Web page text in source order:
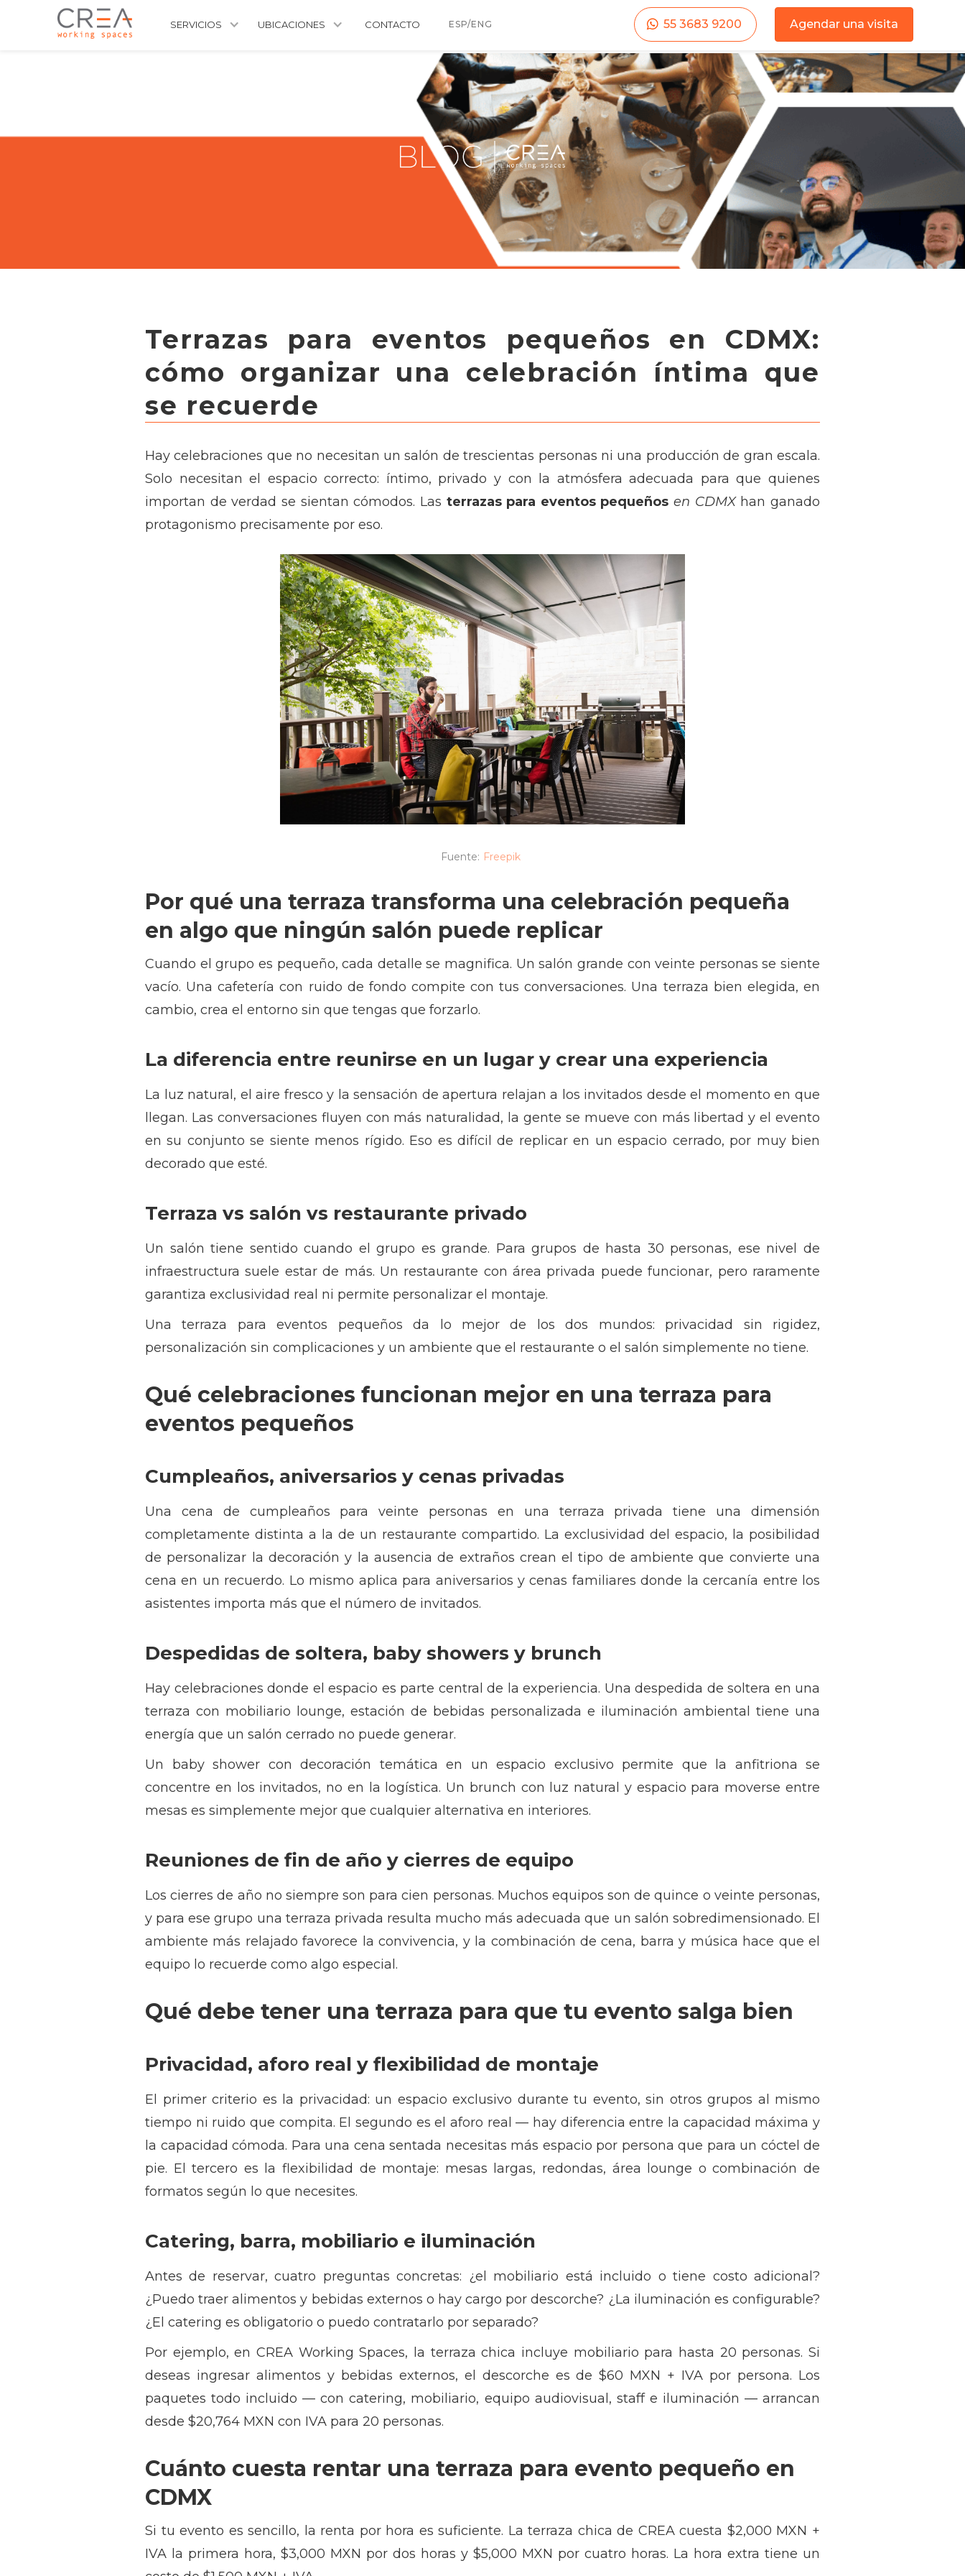
SERVICIOS UBICACIONES CONTACTO ESP/ENG Agendar una visita
55 3683 9200
Terrazas para eventos pequeños en CDMX:
cómo organizar una celebración íntima que
se recuerde
Hay celebraciones que no necesitan un salón de trescientas personas ni una producción de gran escala.
Solo necesitan el espacio correcto: íntimo, privado y con la atmósfera adecuada para que quienes
importan de verdad se sientan cómodos. Las terrazas para eventos pequeños en CDMXhan ganado
protagonismo precisamente por eso.
Fuente: Freepik
Por qué una terraza transforma una celebración pequeña
en algo que ningún salón puede replicar
Cuando el grupo es pequeño, cada detalle se magnifica. Un salón grande con veinte personas se siente
vacío. Una cafetería con ruido de fondo compite con tus conversaciones. Una terraza bien elegida, en
cambio, crea el entorno sin que tengas que forzarlo.
La diferencia entre reunirse en un lugar y crear una experiencia
La luz natural, el aire fresco y la sensación de apertura relajan a los invitados desde el momento en que
llegan. Las conversaciones fluyen con más naturalidad, la gente se mueve con más libertad y el evento
en su conjunto se siente menos rígido. Eso es difícil de replicar en un espacio cerrado, por muy bien
decorado que esté.
Terraza vs salón vs restaurante privado
Un salón tiene sentido cuando el grupo es grande. Para grupos de hasta 30 personas, ese nivel de
infraestructura suele estar de más. Un restaurante con área privada puede funcionar, pero raramente
garantiza exclusividad real ni permite personalizar el montaje.
Una terraza para eventos pequeños da lo mejor de los dos mundos: privacidad sin rigidez,
personalización sin complicaciones y un ambiente que el restaurante o el salón simplemente no tiene.
Qué celebraciones funcionan mejor en una terraza para
eventos pequeños
Cumpleaños, aniversarios y cenas privadas
Una cena de cumpleaños para veinte personas en una terraza privada tiene una dimensión
completamente distinta a la de un restaurante compartido. La exclusividad del espacio, la posibilidad
de personalizar la decoración y la ausencia de extraños crean el tipo de ambiente que convierte una
cena en un recuerdo. Lo mismo aplica para aniversarios y cenas familiares donde la cercanía entre los
asistentes importa más que el número de invitados.
Despedidas de soltera, baby showers y brunch
Hay celebraciones donde el espacio es parte central de la experiencia. Una despedida de soltera en una
terraza con mobiliario lounge, estación de bebidas personalizada e iluminación ambiental tiene una
energía que un salón cerrado no puede generar.
Un baby shower con decoración temática en un espacio exclusivo permite que la anfitriona se
concentre en los invitados, no en la logística. Un brunch con luz natural y espacio para moverse entre
mesas es simplemente mejor que cualquier alternativa en interiores.
Reuniones de fin de año y cierres de equipo
Los cierres de año no siempre son para cien personas. Muchos equipos son de quince o veinte personas,
y para ese grupo una terraza privada resulta mucho más adecuada que un salón sobredimensionado. El
ambiente más relajado favorece la convivencia, y la combinación de cena, barra y música hace que el
equipo lo recuerde como algo especial.
Qué debe tener una terraza para que tu evento salga bien
Privacidad, aforo real y flexibilidad de montaje
El primer criterio es la privacidad: un espacio exclusivo durante tu evento, sin otros grupos al mismo
tiempo ni ruido que compita. El segundo es el aforo real — hay diferencia entre la capacidad máxima y
la capacidad cómoda. Para una cena sentada necesitas más espacio por persona que para un cóctel de
pie. El tercero es la flexibilidad de montaje: mesas largas, redondas, área lounge o combinación de
formatos según lo que necesites.
Catering, barra, mobiliario e iluminación
Antes de reservar, cuatro preguntas concretas: ¿el mobiliario está incluido o tiene costo adicional?
¿Puedo traer alimentos y bebidas externos o hay cargo por descorche? ¿La iluminación es configurable?
¿El catering es obligatorio o puedo contratarlo por separado?
Por ejemplo, en CREA Working Spaces, la terraza chica incluye mobiliario para hasta 20 personas. Si
deseas ingresar alimentos y bebidas externos, el descorche es de $60 MXN + IVA por persona. Los
paquetes todo incluido — con catering, mobiliario, equipo audiovisual, staff e iluminación — arrancan
desde $20,764 MXN con IVA para 20 personas.
Cuánto cuesta rentar una terraza para evento pequeño en
CDMX
Si tu evento es sencillo, la renta por hora es suficiente. La terraza chica de CREA cuesta $2,000 MXN +
IVA la primera hora, $3,000 MXN por dos horas y $5,000 MXN por cuatro horas. La hora extra tiene un